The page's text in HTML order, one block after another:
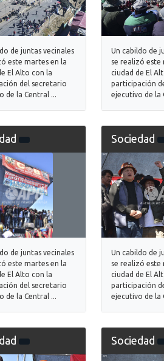
de juntas vecinales
este martes en la
El Alto con la
del secretario
de la Central ...
Un cabildo de
se realizó este
ciudad de El
participación
ejecutivo de la
de juntas vecinales
este martes en la
El Alto con la
del secretario
de la Central ...
Sociedad
Un cabildo de
se realizó este
ciudad de El
participación
ejecutivo de la
Sociedad